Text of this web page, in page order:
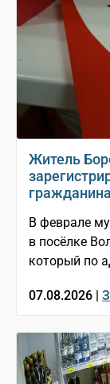
Житель
В феврале
в посёлке
который по
07.08.2026 |